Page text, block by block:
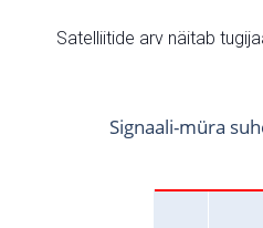
Satelliitide arv näitab